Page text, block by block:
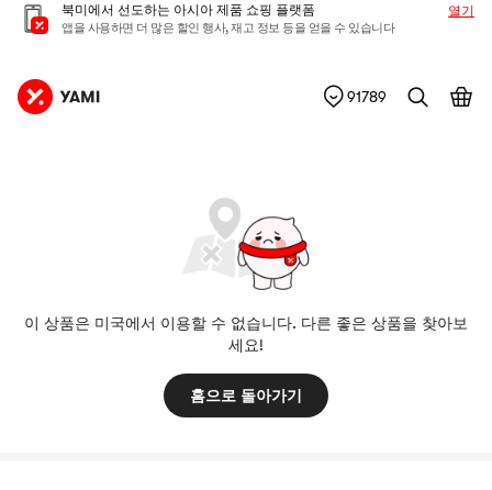
북미에서 선도하는 아시아 제품 쇼핑 플랫폼
앱을 사용하면 더 많은 할인 행사, 재고 정보 등을 얻을 수 있습니다
열기
91789
이 상품은 미국에서 이용할 수 없습니다. 다른 좋은 상품을 찾아보
세요!
홈으로 돌아가기